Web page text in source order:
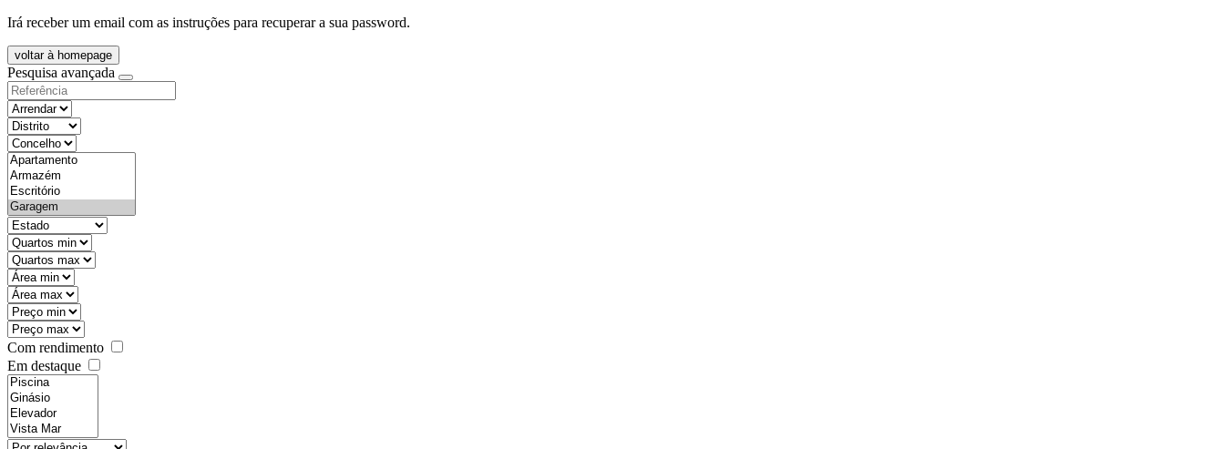
Irá receber um email com as instruções para recuperar a sua password.
voltar à homepage
Pesquisa avançada
objective
districtId
countyId
types
state
mintypo
maxtypo
minarea
maxarea
minprice
maxprice
Com rendimento
Em destaque
features